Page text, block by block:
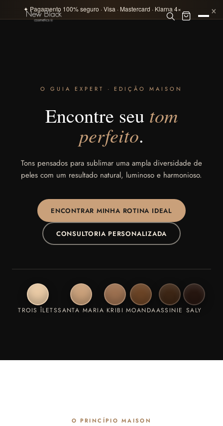
✦ Pagamento 100% seguro · Visa · Mastercard · Klarna 4× ×
O GUIA EXPERT · EDIÇÃO MAISON
Encontre seu tom
perfeito.
Tons pensados para sublimar uma ampla diversidade de
peles com um resultado natural, luminoso e harmonioso.
ENCONTRAR MINHA ROTINA IDEAL
CONSULTORIA PERSONALIZADA
TROIS ÎLETSSANTA MARIA KRIBI MOANDAASSINIE SALY
O PRINCÍPIO MAISON